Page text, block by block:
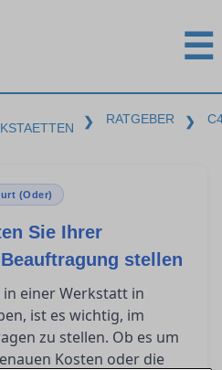
☰
❯ RATGEBER ❯
(Oder)
Sie Ihrer
stellen
in einer Werkstatt in
ist es wichtig, im
zu stellen. Ob es um
Kosten oder die